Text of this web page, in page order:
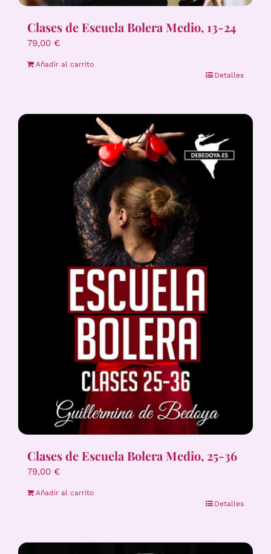
Clases de Escuela Bolera Medio, 13-24
79,00 €
Añadir al carrito
Detalles
Clases de Escuela Bolera Medio, 25-36
79,00 €
Añadir al carrito
Detalles